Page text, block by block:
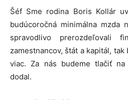
Šéf Sme rodina Boris Kollár
budúcoročná minimálna mzda
spravodlivo prerozdeľovali
zamestnancov, štát a kapitál,
viac. Za nás budeme tlačiť na
dodal.